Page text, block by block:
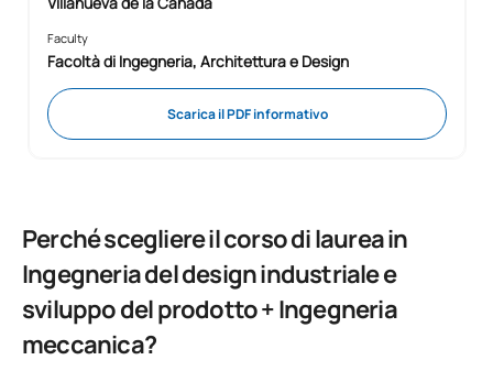
Faculty
Facoltà di Ingegneria, Architettura e Design
Scarica il PDF informativo
Perché scegliere il corso di laurea in
Ingegneria del design industriale e
sviluppo del prodotto + Ingegneria
meccanica?